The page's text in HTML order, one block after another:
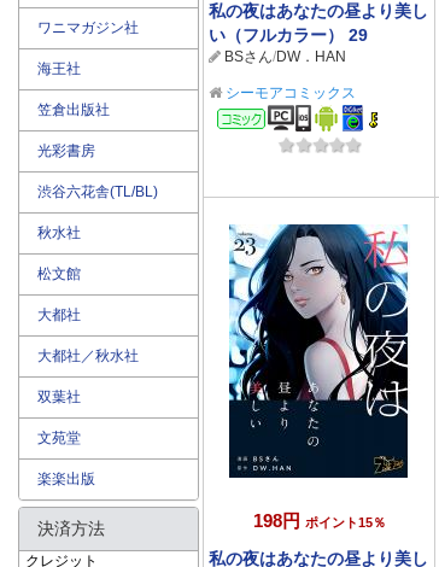
私の夜はあなたの昼より美し
い（フルカラー） 29
BSさん/DW．HAN
シーモアコミックス
コミック
198円 ポイント15％
私の夜はあなたの昼より美し
ワニマガジン社
海王社
笠倉出版社
光彩書房
渋谷六花舎(TL/BL)
秋水社
松文館
大都社
大都社／秋水社
双葉社
文苑堂
楽楽出版
決済方法
クレジット